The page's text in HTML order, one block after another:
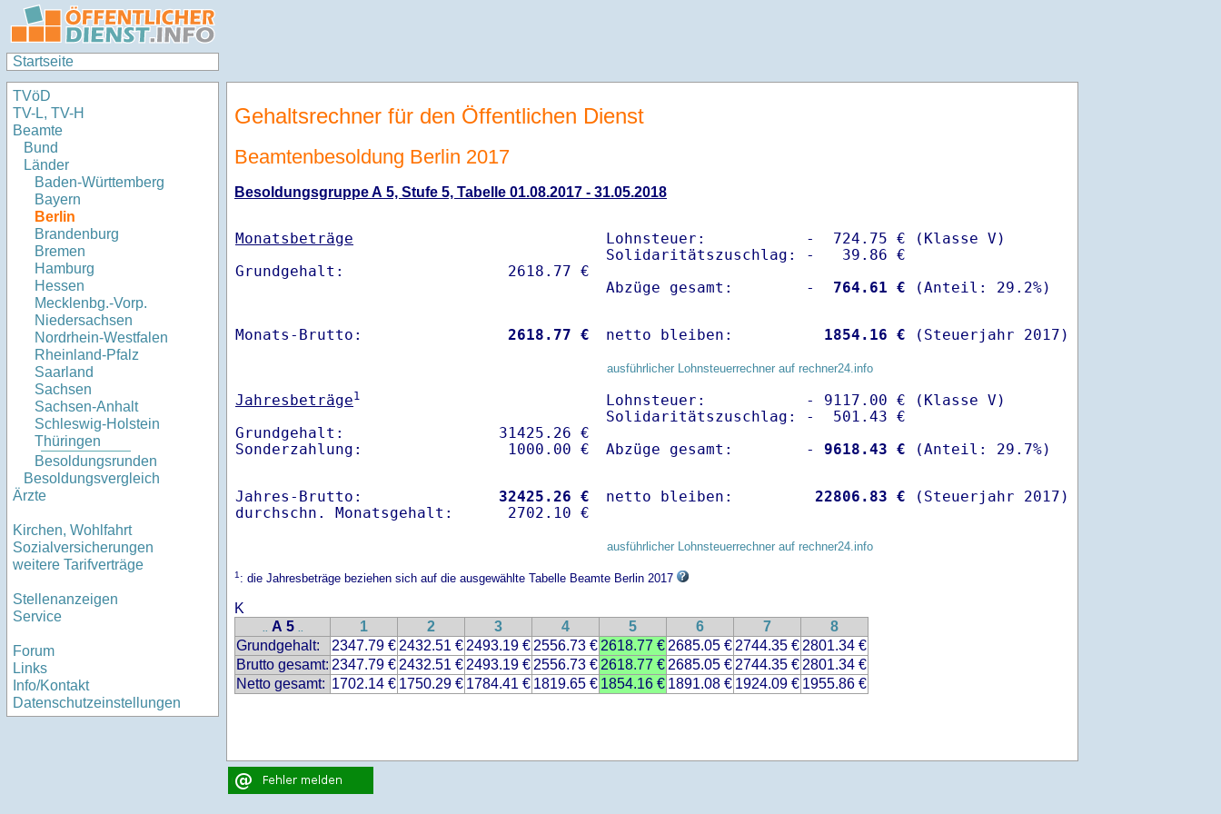
Startseite
TVöD
TV-L, TV-H
Beamte
Bund
Länder
Baden-Württemberg
Bayern
Berlin
Brandenburg
Bremen
Hamburg
Hessen
Mecklenbg.-Vorp.
Niedersachsen
Nordrhein-Westfalen
Rheinland-Pfalz
Saarland
Sachsen
Sachsen-Anhalt
Schleswig-Holstein
Thüringen
Besoldungsrunden
Besoldungsvergleich
Ärzte
Kirchen, Wohlfahrt
Sozialversicherungen
weitere Tarifverträge
Stellenanzeigen
Service
Forum
Links
Info/Kontakt
Datenschutzeinstellungen
Gehaltsrechner für den Öffentlichen Dienst
Beamtenbesoldung Berlin 2017
Besoldungsgruppe A 5, Stufe 5, Tabelle 01.08.2017 - 31.05.2018
Monatsbeträge
Lohnsteuer:           -  724.75 € (Klasse V)
Solidaritätszuschlag: -   39.86 €
Abzüge gesamt:        -
  764.61 €
Monats-Brutto: 2618.77 € netto bleiben: 1854.16 € (Steuerjahr 2017)
ausführlicher Lohnsteuerrechner auf rechner24.info
Jahresbeträge1
Grundgehalt:                 31425.26 €
Lohnsteuer:           - 9117.00 € (Klasse V)
Solidaritätszuschlag: -  501.43 €
Abzüge gesamt:        -
9618.43 €
Jahres-Brutto: 32425.26 €
netto bleiben: 22806.83 € (Steuerjahr 2017)
ausführlicher Lohnsteuerrechner auf rechner24.info
1: die Jahresbeträge beziehen sich auf die ausgewählte Tabelle Beamte Berlin 2017
K
.. A 5 .. 1 2 3 4 5 6 7
8
Grundgehalt:
2347.79 € 2432.51 € 2493.19 € 2556.73 € 2618.77 € 2685.05 € 2744.35 € 2801.34 €
Brutto gesamt: 2347.79 € 2432.51 € 2493.19 € 2556.73 € 2618.77 € 2685.05 € 2744.35 € 2801.34 €
Netto gesamt: 1702.14 € 1750.29 € 1784.41 € 1819.65 € 1854.16 € 1891.08 € 1924.09 € 1955.86 €